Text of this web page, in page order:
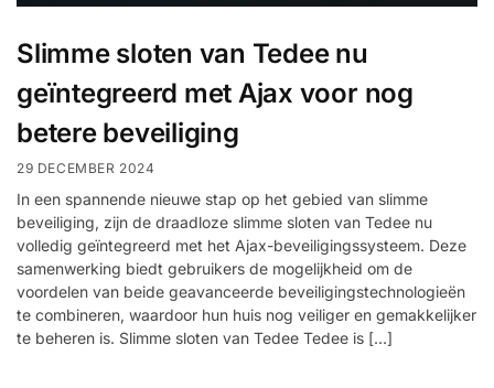
Alarmsystemen
Camera's
&
Intercom
Branddetectie
Inbraakbeveiliging
Account Contact Help Wagen
Slimme sloten van Tedee nu
geïntegreerd met Ajax voor nog
betere beveiliging
29 DECEMBER 2024
In een spannende nieuwe stap op het gebied van slimme
beveiliging, zijn de draadloze slimme sloten van Tedee nu
volledig geïntegreerd met het Ajax-beveiligingssysteem. Deze
samenwerking biedt gebruikers de mogelijkheid om de
voordelen van beide geavanceerde beveiligingstechnologieën
te combineren, waardoor hun huis nog veiliger en gemakkelijker
te beheren is. Slimme sloten van Tedee Tedee is […]